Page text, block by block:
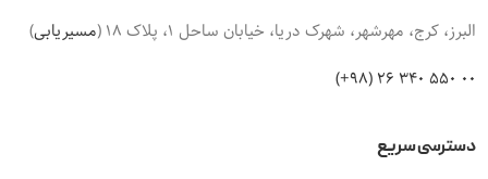
البرز، کرج، مهرشهر، شهرک دریا، خیابان ساحل 1، پلاک 18 ( مسیریابی)
00 550 340 26 (98+)
دسترسی سریع